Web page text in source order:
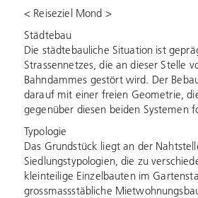
< Reiseziel Mond >
Städtebau
Die städtebauliche Situation ist
Strassennetzes, die an dieser Stelle
Bahndammes gestört wird. Der
darauf mit einer freien Geometrie,
gegenüber diesen beiden Systemen
Typologie
Das Grundstück liegt an der
Siedlungstypologien, die zu
kleinteilige Einzelbauten im
grossmassstäbliche